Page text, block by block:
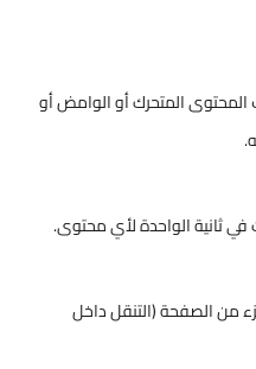
المتحرك أو الوامض أو
ثانية الواحدة لأي محتوى.
من الصفحة (التنقل داخل